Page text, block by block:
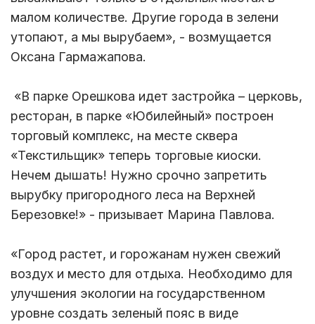
малом количестве. Другие города в зелени
утопают, а мы вырубаем», - возмущается
Оксана Гармажапова.
«В парке Орешкова идет застройка – церковь,
ресторан, в парке «Юбилейный» построен
торговый комплекс, на месте сквера
«Текстильщик» теперь торговые киоски.
Нечем дышать! Нужно срочно запретить
вырубку пригородного леса на Верхней
Березовке!» - призывает Марина Павлова.
«Город растет, и горожанам нужен свежий
воздух и место для отдыха. Необходимо для
улучшения экологии на государственном
уровне создать зеленый пояс в виде